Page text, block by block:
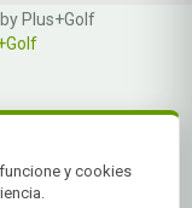
Plus+Golf
y cookies